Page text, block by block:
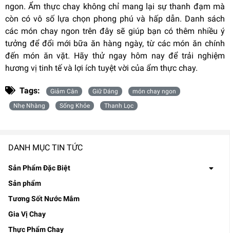
DANH MỤC TIN TỨC
Sản Phẩm Đặc Biệt
Sản phẩm
Tương Sốt Nước Mắm
Gia Vị Chay
Thực Phẩm Chay
ngon. Ẩm thực chay không chỉ mang lại sự thanh đạm mà
còn có vô số lựa chọn phong phú và hấp dẫn. Danh sách
các món chay ngon trên đây sẽ giúp bạn có thêm nhiều ý
tưởng để đổi mới bữa ăn hàng ngày, từ các món ăn chính
đến món ăn vặt. Hãy thử ngay hôm nay để trải nghiệm
hương vị tinh tế và lợi ích tuyệt vời của ẩm thực chay.
Tags: Giảm Cân Giữ Dáng
món chay ngon
Nhẹ Nhàng
Sống Khỏe Thanh Lọc